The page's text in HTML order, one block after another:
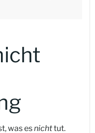
was esnichttut.